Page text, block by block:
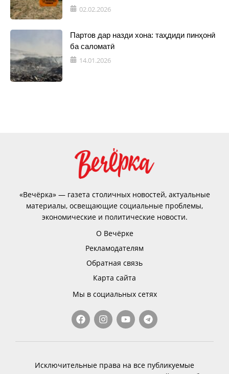
02.02.2026
Партов дар назди хона: таҳдиди пинҳонӣ
ба саломатӣ
14.01.2026
«Вечёрка» — газета столичных новостей, актуальные
материалы, освещающие социальные проблемы,
экономические и политические новости.
О Вечёрке
Рекламодателям
Обратная связь
Карта сайта
Мы в социальных сетях
Исключительные права на все публикуемые